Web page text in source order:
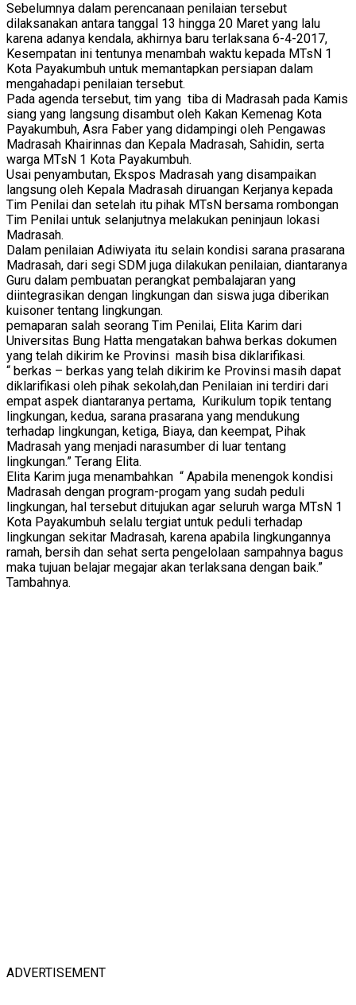
Sebelumnya dalam perencanaan penilaian tersebut
dilaksanakan antara tanggal 13 hingga 20 Maret yang lalu
karena adanya kendala, akhirnya baru terlaksana 6-4-2017,
Kesempatan ini tentunya menambah waktu kepada MTsN 1
Kota Payakumbuh untuk memantapkan persiapan dalam
mengahadapi penilaian tersebut.
Pada agenda tersebut, tim yang tiba di Madrasah pada Kamis
siang yang langsung disambut oleh Kakan Kemenag Kota
Payakumbuh, Asra Faber yang didampingi oleh Pengawas
Madrasah Khairinnas dan Kepala Madrasah, Sahidin, serta
warga MTsN 1 Kota Payakumbuh.
Usai penyambutan, Ekspos Madrasah yang disampaikan
langsung oleh Kepala Madrasah diruangan Kerjanya kepada
Tim Penilai dan setelah itu pihak MTsN bersama rombongan
Tim Penilai untuk selanjutnya melakukan peninjaun lokasi
Madrasah.
Dalam penilaian Adiwiyata itu selain kondisi sarana prasarana
Madrasah, dari segi SDM juga dilakukan penilaian, diantaranya
Guru dalam pembuatan perangkat pembalajaran yang
diintegrasikan dengan lingkungan dan siswa juga diberikan
kuisoner tentang lingkungan.
pemaparan salah seorang Tim Penilai, Elita Karim dari
Universitas Bung Hatta mengatakan bahwa berkas dokumen
yang telah dikirim ke Provinsi masih bisa diklarifikasi.
“ berkas – berkas yang telah dikirim ke Provinsi masih dapat
diklarifikasi oleh pihak sekolah,dan Penilaian ini terdiri dari
empat aspek diantaranya pertama, Kurikulum topik tentang
lingkungan, kedua, sarana prasarana yang mendukung
terhadap lingkungan, ketiga, Biaya, dan keempat, Pihak
Madrasah yang menjadi narasumber di luar tentang
lingkungan.” Terang Elita.
Elita Karim juga menambahkan “ Apabila menengok kondisi
Madrasah dengan program-progam yang sudah peduli
lingkungan, hal tersebut ditujukan agar seluruh warga MTsN 1
Kota Payakumbuh selalu tergiat untuk peduli terhadap
lingkungan sekitar Madrasah, karena apabila lingkungannya
ramah, bersih dan sehat serta pengelolaan sampahnya bagus
maka tujuan belajar megajar akan terlaksana dengan baik.”
Tambahnya.
ADVERTISEMENT